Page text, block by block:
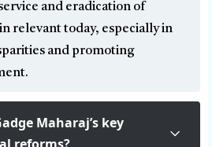
and eradication of
relevant today, especially in
and promoting
Maharaj’s key